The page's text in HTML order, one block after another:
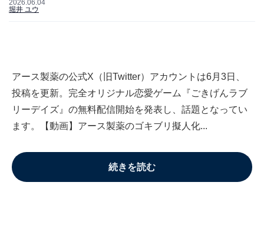
2026.06.04
堀井 ユウ
アース製薬の公式X（旧Twitter）アカウントは6月3日、
投稿を更新。完全オリジナル恋愛ゲーム『ごきげんラブ
リーデイズ』の無料配信開始を発表し、話題となってい
ます。【動画】アース製薬のゴキブリ擬人化...
続きを読む